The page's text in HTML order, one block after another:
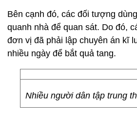
Bên cạnh đó, các đối tượng
quanh nhà để quan sát. Do đó,
đơn vị đã phải lập chuyên án kĩ
nhiều ngày để bắt quả tang.
Nhiều người dân tập trung